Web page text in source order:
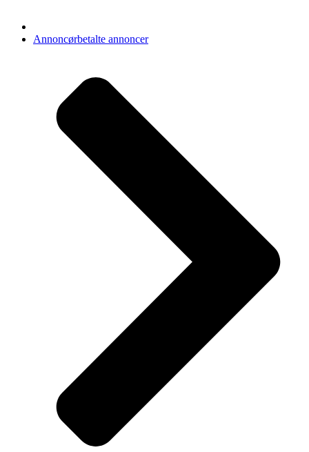
Annoncørbetalte annoncer